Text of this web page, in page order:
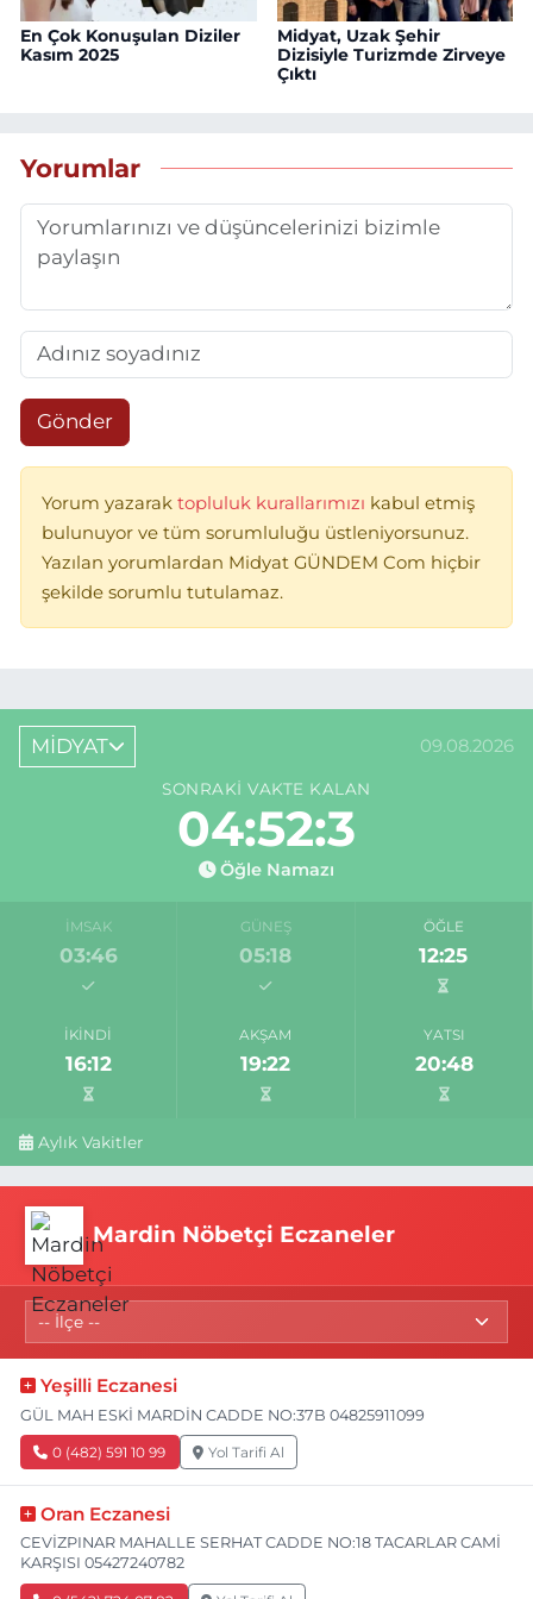
En Çok Konuşulan Diziler
Kasım 2025
Midyat, Uzak Şehir
Dizisiyle Turizmde Zirveye
Çıktı
Yorumlar
Gönder
Yorum yazarak topluluk kurallarımızı kabul etmiş
bulunuyor ve tüm sorumluluğu üstleniyorsunuz.
Yazılan yorumlardan Midyat GÜNDEM Com hiçbir
şekilde sorumlu tutulamaz.
MİDYAT 09.08.2026
SONRAKI VAKTE KALAN
04:52:3
Öğle Namazı
İMSAK
03:46
GÜNEŞ
05:18
ÖĞLE
12:25
İKINDI
16:12
AKŞAM
19:22
YATSI
20:48
Aylık Vakitler
Mardin Nöbetçi Eczaneler
Yeşilli Eczanesi
GÜL MAH ESKİ MARDİN CADDE NO:37B 04825911099
0 (482) 591 10 99 Yol Tarifi Al
Oran Eczanesi
CEVİZPINAR MAHALLE SERHAT CADDE NO:18 TACARLAR CAMİ
KARŞISI 05427240782